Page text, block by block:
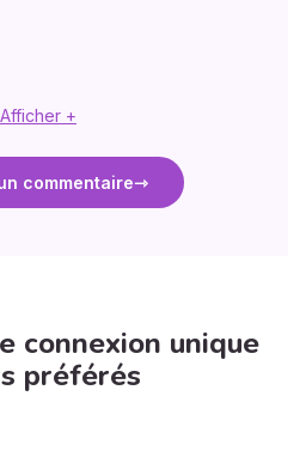
Afficher +
commentaire
connexion unique
préférés